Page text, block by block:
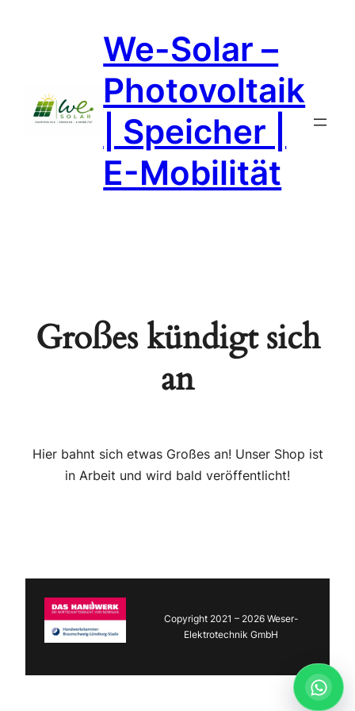
We-Solar –
Photovoltaik
| Speicher |
E-Mobilität
Großes kündigt sich
an
Hier bahnt sich etwas Großes an! Unser Shop ist
in Arbeit und wird bald veröffentlicht!
Copyright 2021 – 2026 Weser-
Elektrotechnik GmbH